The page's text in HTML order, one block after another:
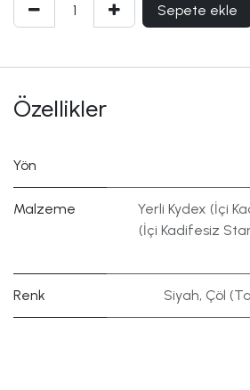
Sepete ekle
Özellikler
Yön
Malzeme Yerli Kydex (İçi
(İçi Kadifesiz
Renk Siyah, Çöl